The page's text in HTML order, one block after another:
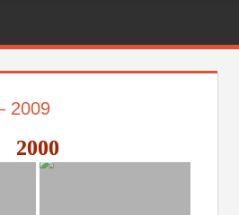
FEUERWEHR
2009
2000